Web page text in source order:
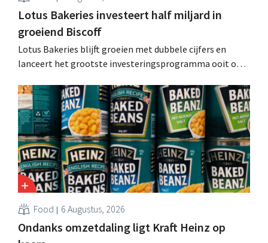
Lotus Bakeries investeert half miljard in
groeiend Biscoff
Lotus Bakeries blijft groeien met dubbele cijfers en
lanceert het grootste investeringsprogramma ooit om
moeten dit momentum grijpen”.
Food 6 Augustus, 2026
Ondanks omzetdaling ligt Kraft Heinz op